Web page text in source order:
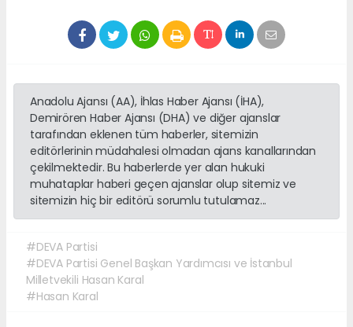
Anadolu Ajansı (AA), İhlas Haber Ajansı (İHA),
Demirören Haber Ajansı (DHA) ve diğer ajanslar
tarafından eklenen tüm haberler, sitemizin
editörlerinin müdahalesi olmadan ajans kanallarından
çekilmektedir. Bu haberlerde yer alan hukuki
muhataplar haberi geçen ajanslar olup sitemiz ve
sitemizin hiç bir editörü sorumlu tutulamaz...
#DEVA Partisi
#DEVA Partisi Genel Başkan Yardımcısı ve İstanbul
Milletvekili Hasan Karal
#Hasan Karal